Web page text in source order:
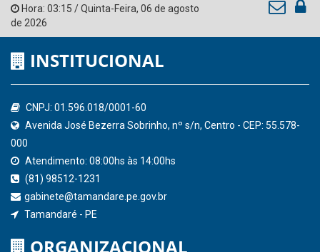
Ministério Público do Estado de Pernambuco
Controladoria-Geral da União
Confederação Nacional de Municípios - CNM
QEdu
Consultar Convênios
Receber Informações sobre novos Repasses
Hora:03:15/ Quinta-Feira,06 de agosto